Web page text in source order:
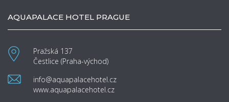
AQUAPALACE HOTEL PRAGUE
Pražská 137
Čestlice (Praha-východ)
info@aquapalacehotel.cz
www.aquapalacehotel.cz